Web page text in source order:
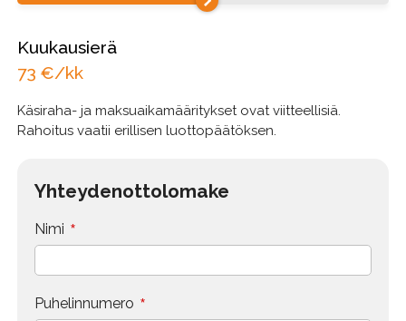
Kuukausierä
73 €/kk
Käsiraha- ja maksuaikamääritykset ovat viitteellisiä.
Rahoitus vaatii erillisen luottopäätöksen.
Yhteydenottolomake
Nimi *
Puhelinnumero *